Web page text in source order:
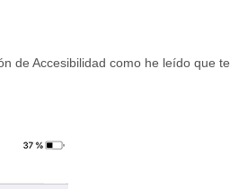
de Accesibilidad como he leído que te